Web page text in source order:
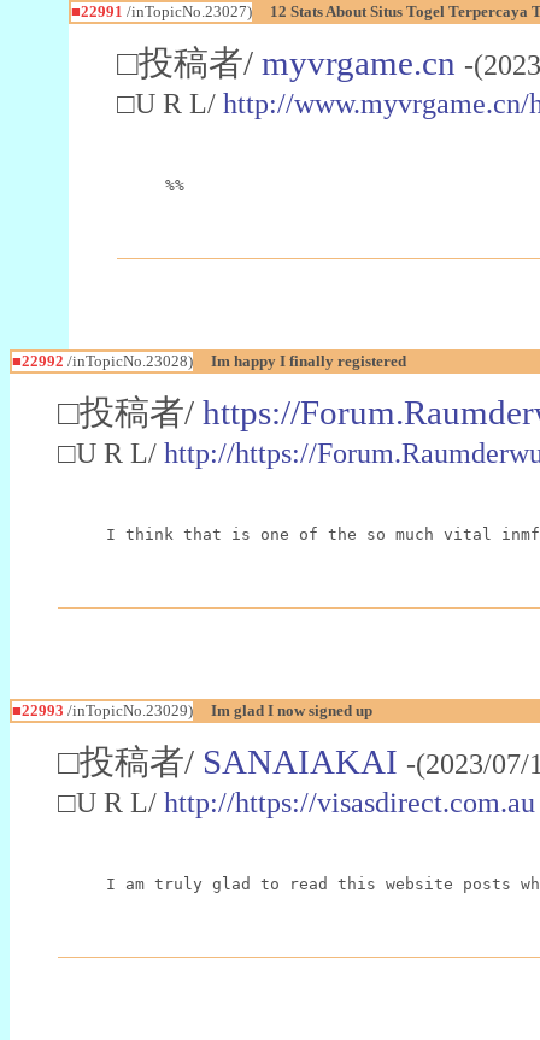
■22991 /inTopicNo.23027) 12 Stats About Situs Togel Terpercaya
□投稿者/ myvrgame.cn -
□U R L/ http://www.myvrgame.cn/
%%
■22992 /inTopicNo.23028) Im happy I finally registered
□投稿者/ https://
□U R L/ http://https://
I think that is one of the so much vital
■22993 /inTopicNo.23029) Im glad I now signed up
□投稿者/ SANAIAKAI -(2023/
□U R L/ http://https://visasdirect.com.au
I am truly glad to read this website posts